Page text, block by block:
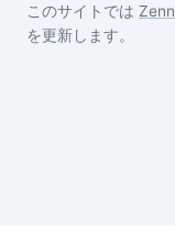
このサイトでは Zenn
を更新します。